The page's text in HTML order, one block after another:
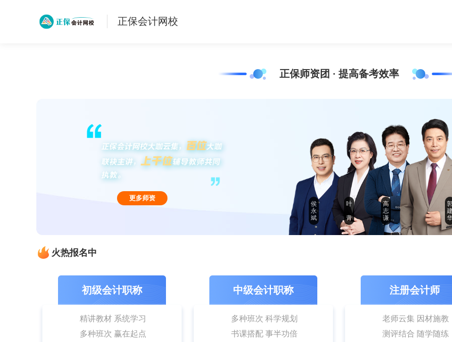
正保会计网校
正保师资团 · 提高备考效率
更多师资
侯
永
斌
叶
青
高
志
谦
火热报名中
初级会计职称
精讲教材 系统学习
多种班次 赢在起点
中级会计职称
多种班次 科学规划
书课搭配 事半功倍
注册会计师
老师云集 因材施教
测评结合 随学随练